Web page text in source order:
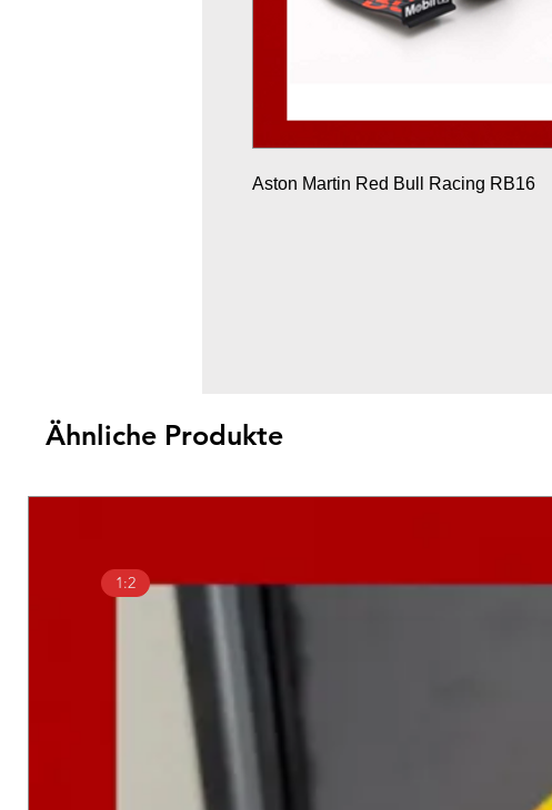
Aston Martin Red Bull Racing RB16
Ähnliche Produkte
1:2